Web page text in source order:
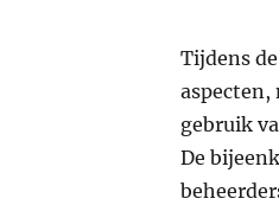
Tijdens
aspecten,
gebruik
De